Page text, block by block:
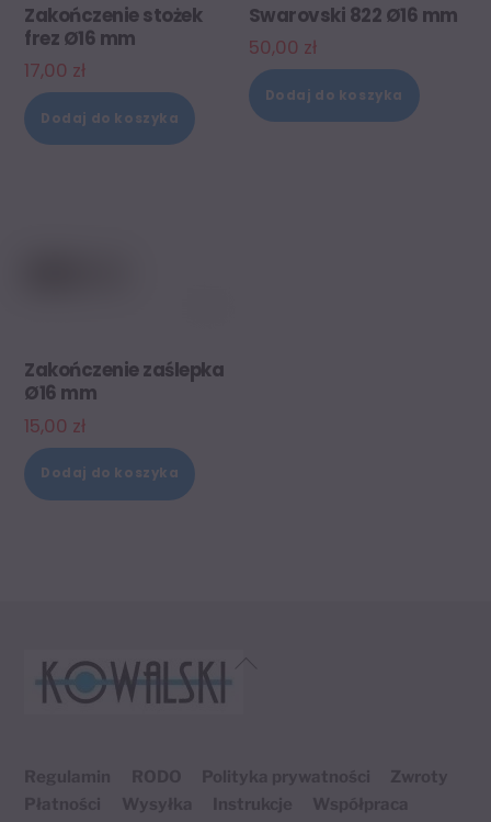
Zakończenie stożek
frez Ø16 mm
17,00 zł
Dodaj do koszyka
Swarovski 822 Ø16 mm
50,00 zł
Dodaj do koszyka
Zakończenie zaślepka
Ø16 mm
15,00 zł
Dodaj do koszyka